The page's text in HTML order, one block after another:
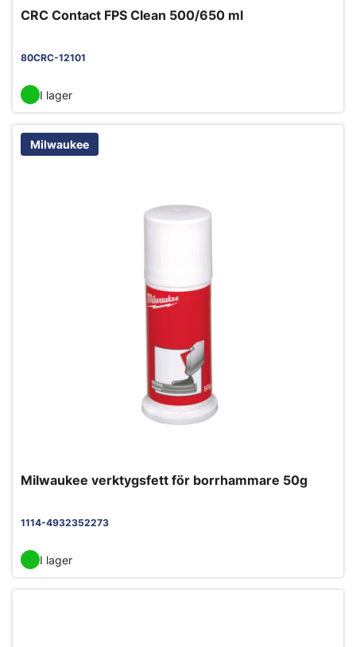
CRC Contact FPS Clean 500/650 ml
80CRC-12101
I lager
Milwaukee
Milwaukee verktygsfett för borrhammare 50g
1114-4932352273
I lager